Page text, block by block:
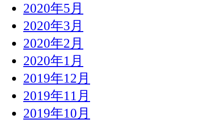
2020年5月
2020年3月
2020年2月
2020年1月
2019年12月
2019年11月
2019年10月